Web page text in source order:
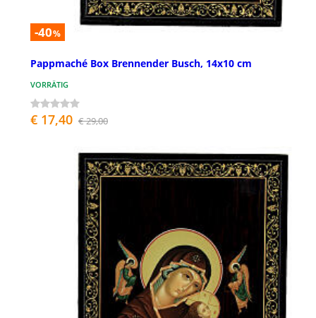
-40%
Pappmaché Box Brennender Busch, 14x10 cm
VORRÄTIG
€ 17,40 € 29,00